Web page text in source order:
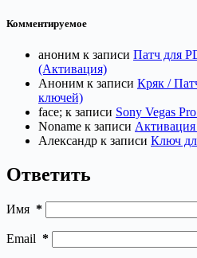
Комментируемое
аноним к записи Патч для
(Активация)
Аноним к записи Кряк /
ключей)
face; к записи Sony Vegas
Noname к записи
Александр к записи Ключ
Ответить
Имя *
Email *